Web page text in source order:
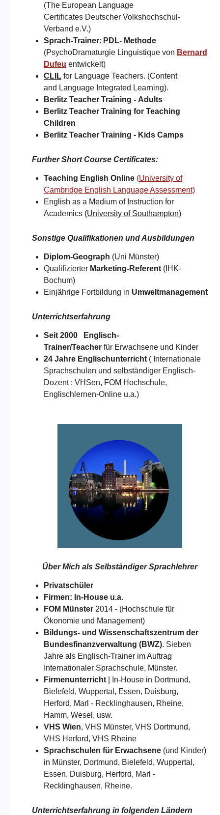
(The European Language
Certificates Deutscher Volkshochschul-
Verband e.V.)
Sprach-Trainer: PDL- Methode
(PsychoDramaturgie Linguistique von Bernard
Dufeu entwickelt)
CLILfor Language Teachers. (Content
and Language Integrated Learning).
Berlitz Teacher Training - Adults
Berlitz Teacher Training for Teaching
Children
Berlitz Teacher Training - Kids Camps​
Further Short Course Certificates:
Teaching English Online(University of
Cambridge English Language Assessment)
English as a Medium of Instruction for
Academics (University of Southampton)​
Sonstige Qualifikationen und Ausbildungen
Diplom-Geograph (Uni Münster)
Qualifizierter Marketing-Referent(IHK-
Bochum)
Einjährige Fortbildung in Umweltmanagement
Unterrichtserfahrung
Seit 2000 Englisch-
Trainer/Teacherfür Erwachsene und Kinder
24 Jahre Englischunterricht( Internationale
Sprachschulen und selbständiger Englisch-
Dozent : VHSen, FOM Hochschule,
Englischlernen-Online u.a.)
Über Mich als Selbständiger Sprachlehrer
Privatschüler
Firmen: In-House u.a.
FOM Münster2014 - (Hochschule für
Ökonomie und Management)
Bildungs- und Wissenschaftszentrum der
Bundesfinanzverwaltung (BWZ). Sieben
Jahre als Englisch-Trainer im Auftrag
Internationaler Sprachschule, Münster.
Firmenunterricht| In-House in Dortmund,
Bielefeld, Wuppertal, Essen, Duisburg,
Herford, Marl - Recklinghausen, Rheine,
Hamm, Wesel, usw.
VHS Wien, VHS Münster, VHS Dortmund,
VHS Herford, VHS Rheine
Sprachschulen für Erwachsene(und Kinder)
in Münster, Dortmund, Bielefeld, Wuppertal,
Essen, Duisburg, Herford, Marl -
Recklinghausen, Rheine.
Unterrichtserfahrung in folgenden Ländern